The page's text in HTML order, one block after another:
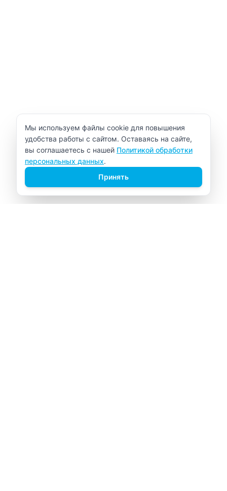
Уведомление об использовании cookie
Мы используем файлы cookie для повышения
удобства работы с сайтом. Оставаясь на сайте,
вы соглашаетесь с нашей Политикой обработки
персональных данных.
Принять